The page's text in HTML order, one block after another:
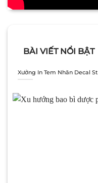
BÀI VIẾT NỔI BẬT
Xưởng In Tem Nhãn Decal